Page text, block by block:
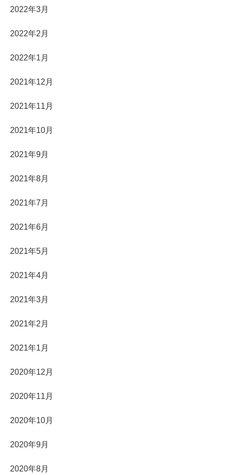
2022年3月
2022年2月
2022年1月
2021年12月
2021年11月
2021年10月
2021年9月
2021年8月
2021年7月
2021年6月
2021年5月
2021年4月
2021年3月
2021年2月
2021年1月
2020年12月
2020年11月
2020年10月
2020年9月
2020年8月